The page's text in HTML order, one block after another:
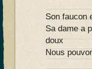
Son faucon
Sa dame a
doux
Nous